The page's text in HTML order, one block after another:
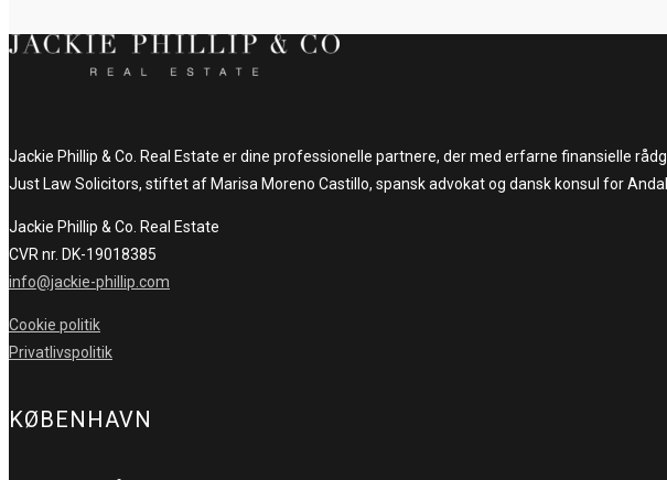
Jackie Phillip & Co. Real Estate er dine professionelle partnere, der med erfarne finansielle
Just Law Solicitors, stiftet af Marisa Moreno Castillo, spansk advokat og dansk konsul for
Jackie Phillip & Co. Real Estate
CVR nr. DK-19018385
info@jackie-phillip.com
Cookie politik
Privatlivspolitik
KØBENHAVN